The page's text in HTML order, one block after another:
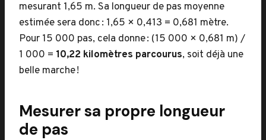
mesurant 1,65 m. Sa longueur de pas moyenne
estimée sera donc : 1,65 × 0,413 = 0,681 mètre.
Pour 15 000 pas, cela donne : (15 000 × 0,681 m) /
1 000 = 10,22 kilomètres parcourus, soit déjà une
belle marche !
Mesurer sa propre longueur
de pas